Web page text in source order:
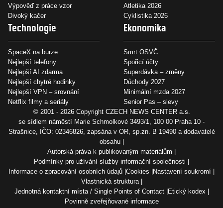
Výpověď z práce vzor
Divoký kačer
Atletika 2026
Cyklistika 2026
Technologie
SpaceX na burze
Nejlepší telefony
Nejlepší AI zdarma
Nejlepší chytré hodinky
Nejlepší VPN – srovnání
Netflix filmy a seriály
Ekonomika
Smrt OSVČ
Spořicí účty
Superdávka – změny
Důchody 2027
Minimální mzda 2027
Senior Pas – slevy
© 2001 - 2026 Copyright CZECH NEWS CENTER a.s.
se sídlem náměstí Marie Schmolkové 3493/1, 100 00 Praha 10 -
Strašnice, IČO: 02346826, zapsána v OR, sp.zn. B 19490 a dodavatelé
obsahu
Autorská práva k publikovaným materiálům
Podmínky pro užívání služby informační společnosti
Informace o zpracování osobních údajů Cookies Nastavení soukromí
Vlastnická struktura
Jednotná kontaktní místa / Single Points of Contact Etický kodex
Povinně zveřejňované informace